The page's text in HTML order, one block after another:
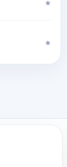
★
★